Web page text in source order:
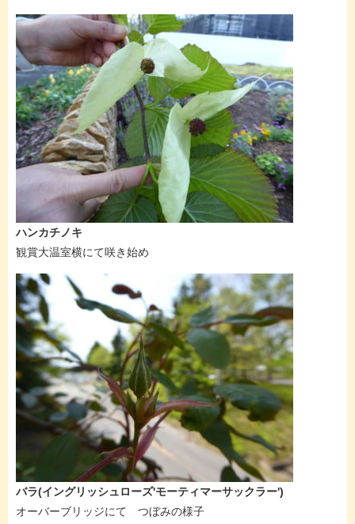
ハンカチノキ
観賞大温室横にて咲き始め
バラ(イングリッシュローズ'モーティマーサックラー')
オーバーブリッジにて つぼみの様子